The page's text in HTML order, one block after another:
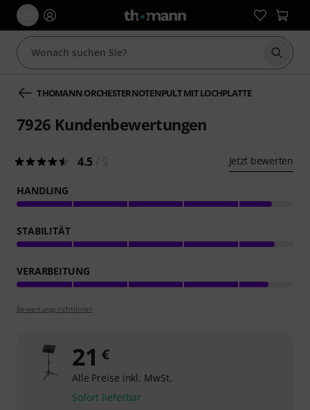
Suche
THOMANN ORCHESTERNOTENPULT MIT LOCHPLATTE
7926 Kundenbewertungen
4.5 Jetzt bewerten
HANDLING
STABILITÄT
VERARBEITUNG
Bewertungsrichtlinien
21 €
Alle Preise inkl. MwSt.
Sofort lieferbar